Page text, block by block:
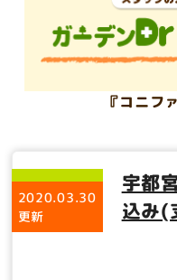
『コニフ
2020.03.30
更新
宇都
込み(